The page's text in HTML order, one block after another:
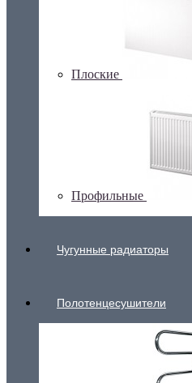
Плоские
Профильные
Чугунные радиаторы
Полотенцесушители